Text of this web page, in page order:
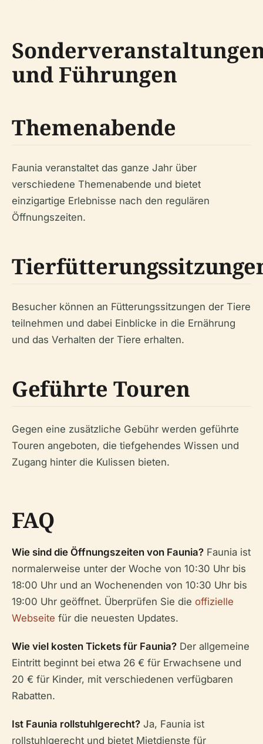
und Führungen
Themenabende
Faunia veranstaltet das ganze Jahr über
verschiedene Themenabende und bietet
einzigartige Erlebnisse nach den regulären
Öffnungszeiten.
Besucher können an Fütterungssitzungen der Tiere
teilnehmen und dabei Einblicke in die Ernährung
und das Verhalten der Tiere erhalten.
Geführte Touren
Gegen eine zusätzliche Gebühr werden geführte
Touren angeboten, die tiefgehendes Wissen und
Zugang hinter die Kulissen bieten.
FAQ
Wie sind die Öffnungszeiten von Faunia? Faunia ist
normalerweise unter der Woche von 10:30 Uhr bis
18:00 Uhr und an Wochenenden von 10:30 Uhr bis
19:00 Uhr geöffnet. Überprüfen Sie die offizielle
Webseite für die neuesten Updates.
Wie viel kosten Tickets für Faunia? Der allgemeine
Eintritt beginnt bei etwa 26 € für Erwachsene und
20 € für Kinder, mit verschiedenen verfügbaren
Rabatten.
Ist Faunia rollstuhlgerecht? Ja, Faunia ist
rollstuhlgerecht und bietet Mietdienste für